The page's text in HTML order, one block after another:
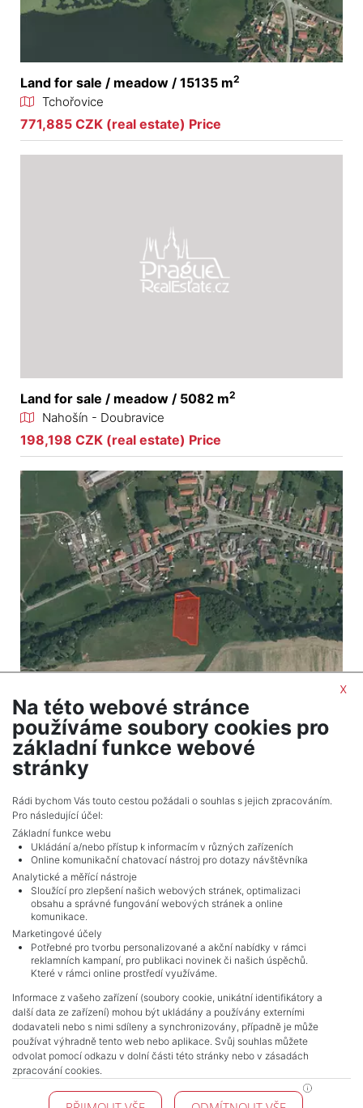
Land for sale / meadow / 15135 m2
Tchořovice
771,885 CZK (real estate) Price
Land for sale / meadow / 5082 m2
Nahošín - Doubravice
198,198 CZK (real estate) Price
Land for sale / meadow / 4295 m2
Buzice
210,455 CZK (real estate) Price
Adverts total3.
NAVIGACE
Terms and conditions
Protection of personal data
Real estate's
Contact
Cookie processing
KONTAKT
x
Na této webové stránce
používáme soubory cookies pro
základní funkce webové
stránky
Rádi bychom Vás touto cestou požádali o souhlas s jejich zpracováním.
Pro následující účel:
Základní funkce webu
Ukládání a/nebo přístup k informacím v různých zařízeních
Online komunikační chatovací nástroj pro dotazy návštěvníka
Analytické a měřící nástroje
Sloužící pro zlepšení našich webových stránek, optimalizaci
obsahu a správné fungování webových stránek a online
komunikace.
Marketingové účely
Potřebné pro tvorbu personalizované a akční nabídky v rámci
reklamních kampaní, pro publikaci novinek či našich úspěchů.
Které v rámci online prostředí využíváme.
Informace z vašeho zařízení (soubory cookie, unikátní identifikátory a
další data ze zařízení) mohou být ukládány a používány externími
dodavateli nebo s nimi sdíleny a synchronizovány, případně je může
používat výhradně tento web nebo aplikace. Svůj souhlas můžete
odvolat pomocí odkazu v dolní části této stránky nebo v zásadách
zpracování cookies.